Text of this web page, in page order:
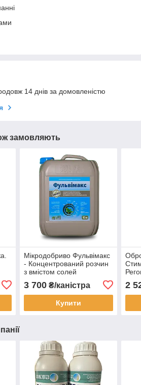
14 днів за домовленістю
замовляють
Мікродобриво Фульвімакс
- Концентрований розчин
з вмістом солей
фульвових кислот 220г/л.
3 700₴/каністра
Купити
2